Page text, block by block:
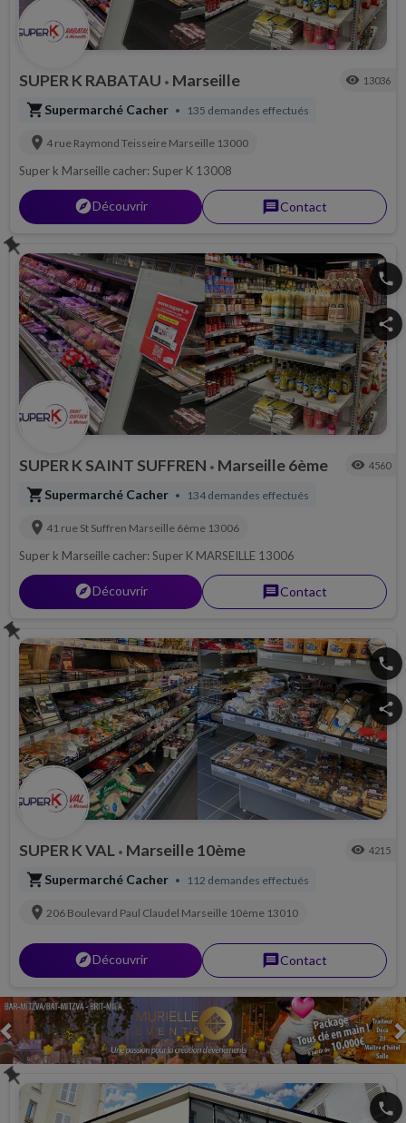
SUPER K RABATAU • Marseille visibility 13036
shopping_cartSupermarché Cacher • 135 demandes effectués
location_on 4 rue Raymond Teisseire Marseille 13000
Super k Marseille cacher: Super K 13008
explorerDécouvrir messageContact
phone
share
SUPER K SAINT SUFFREN • Marseille 6ème visibility 4560
shopping_cartSupermarché Cacher • 134 demandes effectués
location_on 41 rue St Suffren Marseille 6ème 13006
Super k Marseille cacher: Super K MARSEILLE 13006
explorerDécouvrir messageContact
phone
share
SUPER K VAL • Marseille 10ème visibility 4215
shopping_cartSupermarché Cacher • 112 demandes effectués
location_on 206 Boulevard Paul Claudel Marseille 10ème 13010
explorerDécouvrir messageContact
Previous
phone